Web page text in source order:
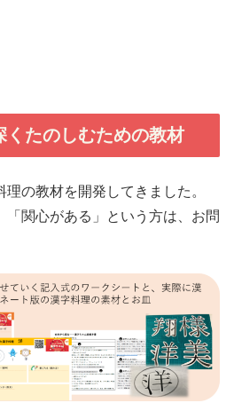
くたのしむための教材
の教材を開発してきました。
「関心がある」という方は、お問